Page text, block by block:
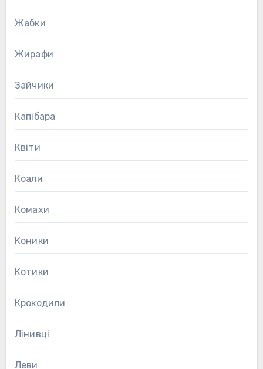
Жабки
Жирафи
Зайчики
Капібара
Квіти
Коали
Комахи
Коники
Котики
Крокодили
Лінивці
Леви